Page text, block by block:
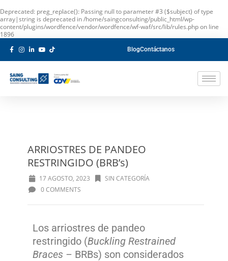
Deprecated: preg_replace(): Passing null to parameter #3 ($subject) of type
array|string is deprecated in/home/saingconsulting/public_html/wp-
content/plugins/wordfence/vendor/wordfence/wf-waf/src/lib/rules.phpon line
1896
BlogContáctanos
ARRIOSTRES DE PANDEO
RESTRINGIDO (BRB’s)
17 AGOSTO, 2023
SIN CATEGORÍA
0 COMMENTS
Los arriostres de pandeo
restringido (Buckling Restrained
Braces – BRBs) son considerados